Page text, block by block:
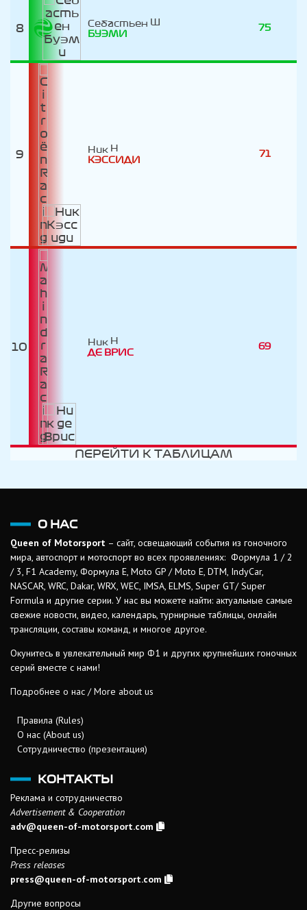
8
Себастьен
БУЭМИ
75
9
Ник
КЭССИДИ
71
10
Ник
ДЕ ВРИC
69
ПЕРЕЙТИ К ТАБЛИЦАМ
О НАС
Queen of Motorsport – сайт, освещающий события из гоночного
мира, автоспорт и мотоспорт во всех проявлениях: Формула 1 / 2
/ 3, F1 Academy, Формула Е, Moto GP / Moto E, DTM, IndyCar,
NASCAR, WRC, Dakar, WRX, WEC, IMSA, ELMS, Super GT/ Super
Formula и другие серии. У нас вы можете найти: актуальные самые
свежие новости, видео, календарь, турнирные таблицы, онлайн
трансляции, составы команд, и многое другое.
Окунитесь в увлекательный мир Ф1 и других крупнейших гоночных
серий вместе с нами!
Подробнее о нас / More about us
Правила (Rules)
О нас (About us)
Сотрудничество (презентация)
КОНТАКТЫ
Реклама и сотрудничество
Advertisement & Cooperation
adv@queen-of-motorsport.com
Пресс-релизы
Press releases
press@queen-of-motorsport.com
Другие вопросы